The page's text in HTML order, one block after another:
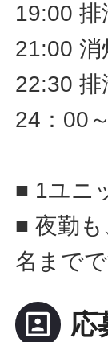
19:00 排
21:00 消
22:30 排
24：00
■ 1ユニ
■ 夜勤
名までで
portrait 応